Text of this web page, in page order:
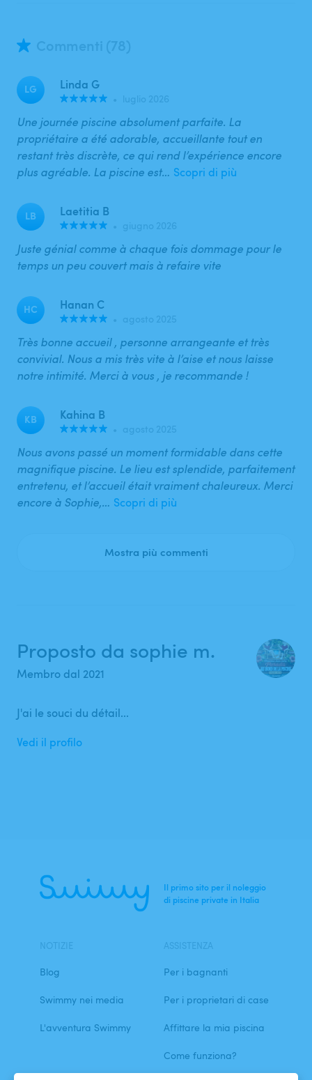
LG Linda G
Une journée piscine absolument parfaite. La
propriétaire a été adorable, accueillante tout en
restant très discrète, ce qui rend l’expérience encore
plus agréable. La piscine est… Scopri di più
LB Laetitia B
Juste génial comme à chaque fois dommage pour le
temps un peu couvert mais à refaire vite
HC Hanan C
Très bonne accueil , personne arrangeante et très
convivial. Nous a mis très vite à l’aise et nous laisse
notre intimité. Merci à vous , je recommande !
KB Kahina B
Nous avons passé un moment formidable dans cette
magnifique piscine. Le lieu est splendide, parfaitement
entretenu, et l’accueil était vraiment chaleureux. Merci
encore à Sophie,… Scopri di più
Mostra più commenti
Proposto da sophie m.
Membro dal 2021
J'ai le souci du détail...
Vedi il profilo
Il primo sito per il noleggio
di piscine private in Italia
Blog
Swimmy nei media
L'avventura Swimmy
Per i bagnanti
Per i proprietari di case
Affittare la mia piscina
Come funziona?